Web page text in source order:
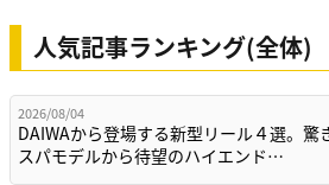
人気記事ランキング(全体)
2026/08/04
DAIWAから登場する新型リール４選。驚
スパモデルから待望のハイエンド…